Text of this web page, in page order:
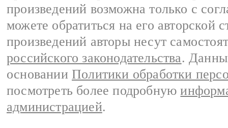
произведений возможна только с
можете обратиться на его авторской
произведений авторы несут
российского законодательства.
основании Политики обработки
посмотреть более подробную
администрацией.